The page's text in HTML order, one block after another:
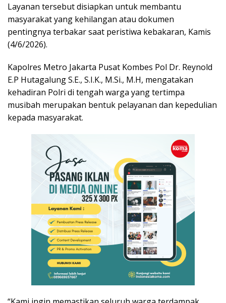
Layanan tersebut disiapkan untuk membantu
masyarakat yang kehilangan atau dokumen
pentingnya terbakar saat peristiwa kebakaran, Kamis
(4/6/2026).
Kapolres Metro Jakarta Pusat Kombes Pol Dr. Reynold
E.P Hutagalung S.E., S.I.K., M.Si., M.H, mengatakan
kehadiran Polri di tengah warga yang tertimpa
musibah merupakan bentuk pelayanan dan kepedulian
kepada masyarakat.